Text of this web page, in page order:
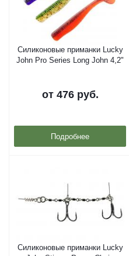
Силиконовые приманки Lucky
John Pro Series Long John 4,2"
от 476 руб.
Подробнее
Силиконовые приманки Lucky